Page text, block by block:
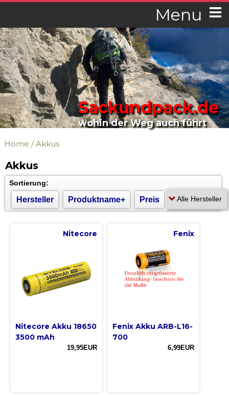
Menu
Sackundpack.de
wohin der Weg auch führt
Home /Akkus
Akkus
Sortierung:
Hersteller Produktname+ Preis
Nitecore
Nitecore Akku 18650
3500 mAh
19,95EUR
Fenix
Fenix Akku ARB-L16-
700
6,99EUR